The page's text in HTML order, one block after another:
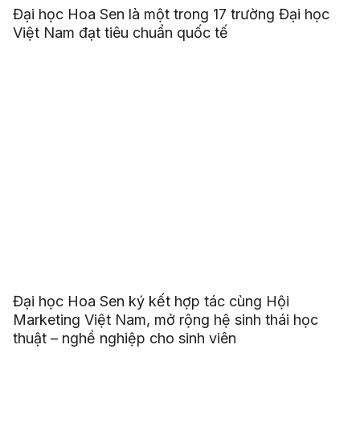
Đại học Hoa Sen là một trong 17 trường Đại học
Việt Nam đạt tiêu chuẩn quốc tế
Đại học Hoa Sen ký kết hợp tác cùng Hội
Marketing Việt Nam, mở rộng hệ sinh thái học
thuật – nghề nghiệp cho sinh viên